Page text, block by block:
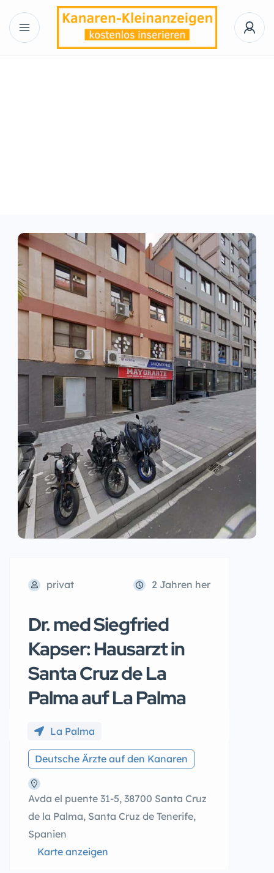
privat 2 Jahren her
Dr. med Siegfried
Kapser: Hausarzt in
Santa Cruz de La
Palma auf La Palma
La Palma
Deutsche Ärzte auf den Kanaren
Avda el puente 31-5, 38700 Santa Cruz
de la Palma, Santa Cruz de Tenerife,
Spanien
Karte anzeigen